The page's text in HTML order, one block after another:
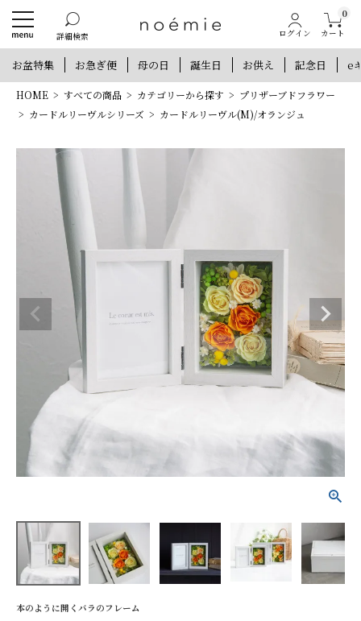
詳細検索 ログイン
0
カート
お盆特集 お急ぎ便 母の日 誕生日 お供え 記念日 e
HOME すべての商品 カテゴリーから探す
プリザーブドフラワー
カードルリーヴルシリーズ
カードルリーヴル(M)/オランジュ
新規会員登録で300ポイントプレゼント
他にもお得な特典がいっぱい！
新規会員登録 ログイン
カードルリーヴル(M)/
オランジュ
花色で探す
本のように開くバラのフレーム